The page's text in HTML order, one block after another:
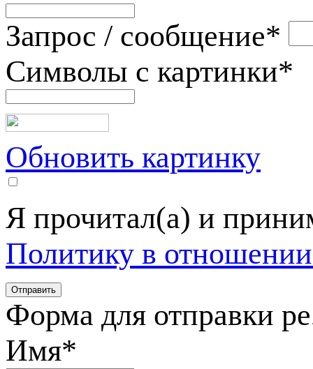
Запрос / сообщение*
Символы с картинки*
Обновить картинку
Я прочитал(а) и
Политику в
Форма для отправки
Имя*